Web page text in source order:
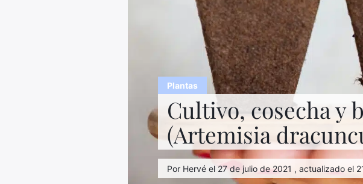
Plantas
Cultivo, cosecha y
(Artemisia
Por Hervé el 27 de julio de 2021 , actualizado el